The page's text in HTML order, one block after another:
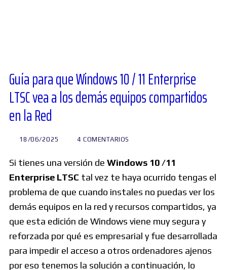
Foros
Buscar:
Guía para que Windows 10 / 11 Enterprise
LTSC vea a los demás equipos compartidos
en la Red
18/06/2025 4 COMENTARIOS
Si tienes una versión de Windows 10 /11
Enterprise LTSC tal vez te haya ocurrido tengas el
problema de que cuando instales no puedas ver los
demás equipos en la red y recursos compartidos, ya
que esta edición de Windows viene muy segura y
reforzada por qué es empresarial y fue desarrollada
para impedir el acceso a otros ordenadores ajenos
por eso tenemos la solución a continuación, lo